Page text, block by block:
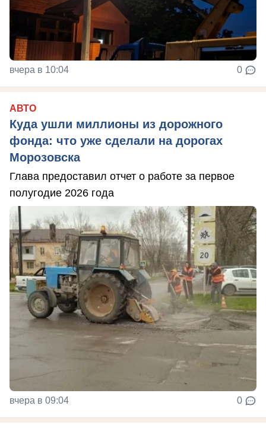
вчера в 10:04 0
АВТО
Куда ушли миллионы из дорожного
фонда: что уже сделали на дорогах
Морозовска
Глава предоставил отчет о работе за первое
полугодие 2026 года
вчера в 09:04 0